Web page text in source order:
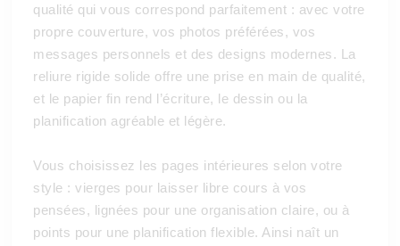
qualité qui vous correspond parfaitement : avec votre
propre couverture, vos photos préférées, vos
messages personnels et des designs modernes. La
reliure rigide solide offre une prise en main de qualité,
et le papier fin rend l’écriture, le dessin ou la
planification agréable et légère.
Vous choisissez les pages intérieures selon votre
style : vierges pour laisser libre cours à vos
pensées, lignées pour une organisation claire, ou à
points pour une planification flexible. Ainsi naît un